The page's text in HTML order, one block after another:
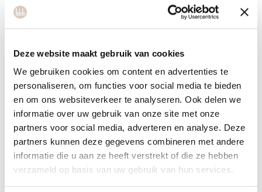
Deze website maakt gebruik van cookies
We gebruiken cookies om content en advertenties te
personaliseren, om functies voor social media te bieden
en om ons websiteverkeer te analyseren. Ook delen we
informatie over uw gebruik van onze site met onze
partners voor social media, adverteren en analyse. Deze
partners kunnen deze gegevens combineren met andere
informatie die u aan ze heeft verstrekt of die ze hebben
verzameld op basis van uw gebruik van hun services.
en het voorbereiden van het lichaam op de bevalling.
Daarnaast versterkt het de bekkenbodem en bevordert het
Rugklachten zijn een van de meest voorkomende
ongemakken tijdens de zwangerschap. Yoga helpt door de
spieren rondom de wervelkolom en heupen te versterken en
te rekken, wat de druk op de rug vermindert. Ook het
verbeteren van de lichaamshouding speelt hierin een rol.
Op mentaal vlak biedt zwangerschapsyoga structuur en een